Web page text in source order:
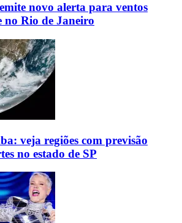
novo alerta para ventos
no Rio de Janeiro
veja regiões com previsão
no estado de SP